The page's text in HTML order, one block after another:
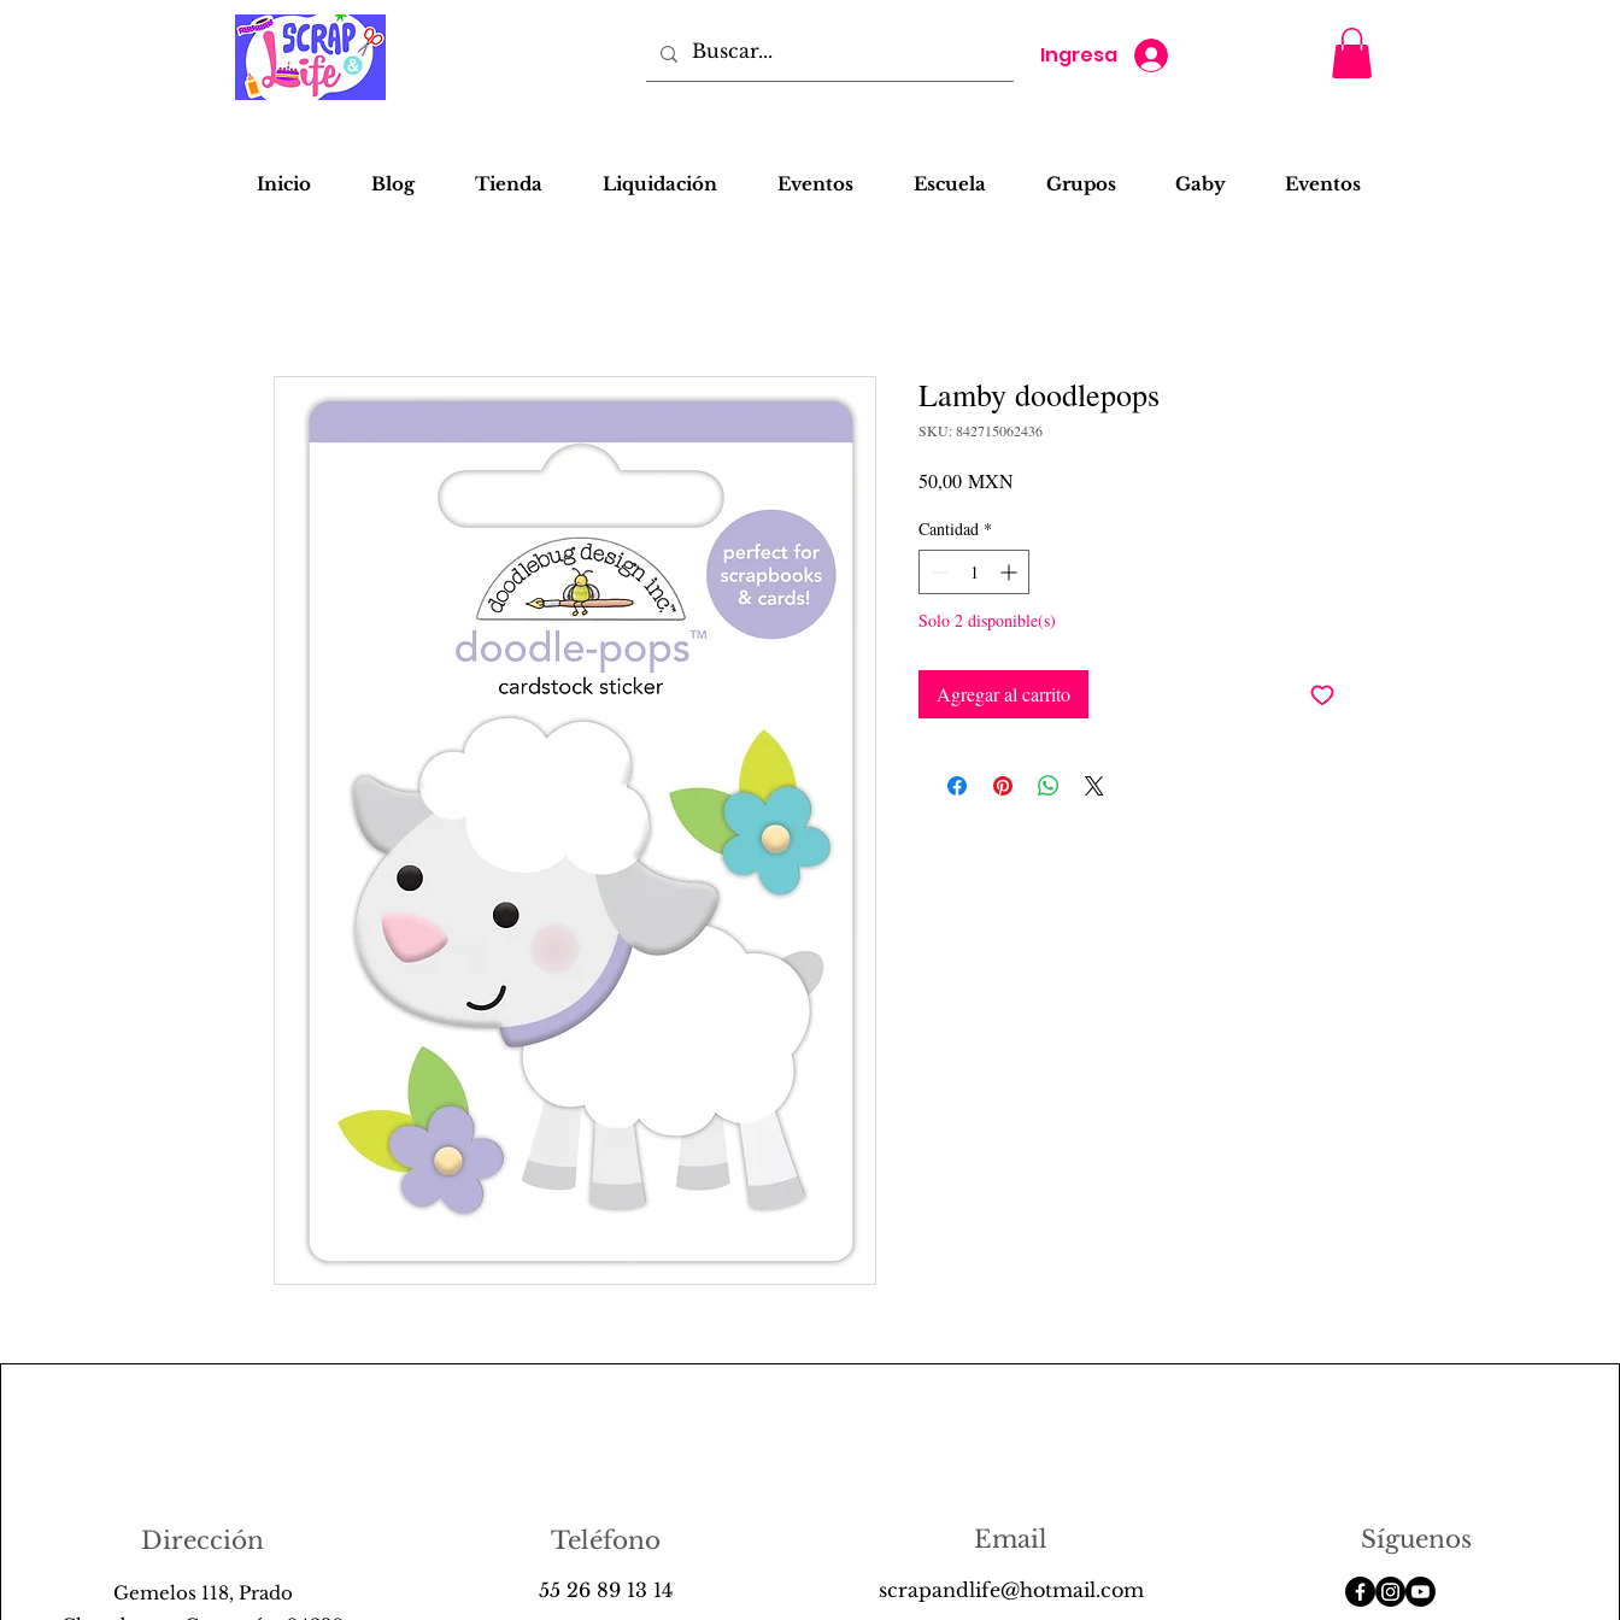
Ingresa
Inicio Blog Tienda Liquidación Eventos Escuela Grupos Gaby Eventos
Lamby doodlepops
SKU: 842715062436
50,00 MXNPrecio
Cantidad *
Solo 2 disponible(s)
Agregar al carrito
Dirección
Gemelos 118, Prado
Teléfono
55 26 89 13 14
Email
scrapandlife@hotmail.com
Síguenos